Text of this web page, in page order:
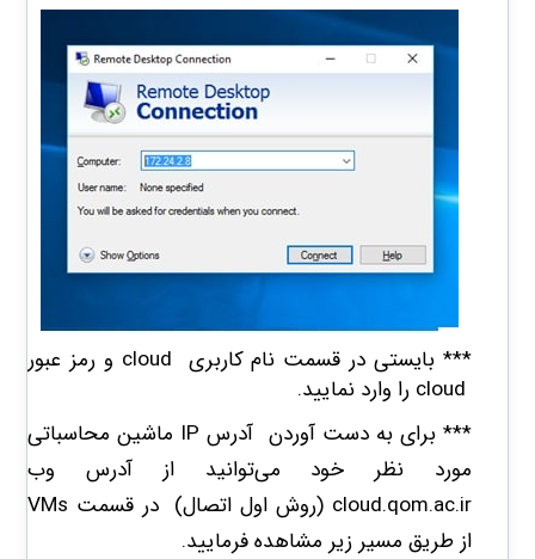
*** بایستی در قسمت نام کاربری cloud و رمز عبور
*** برای به دست آوردن آدرس IP ماشین محاسباتی
مورد نظر خود می‌توانید از آدرس وب
cloud.qom.ac.ir (روش اول اتصال) در قسمت VMs
از طریق مسیر زیر مشاهده فرمایید.